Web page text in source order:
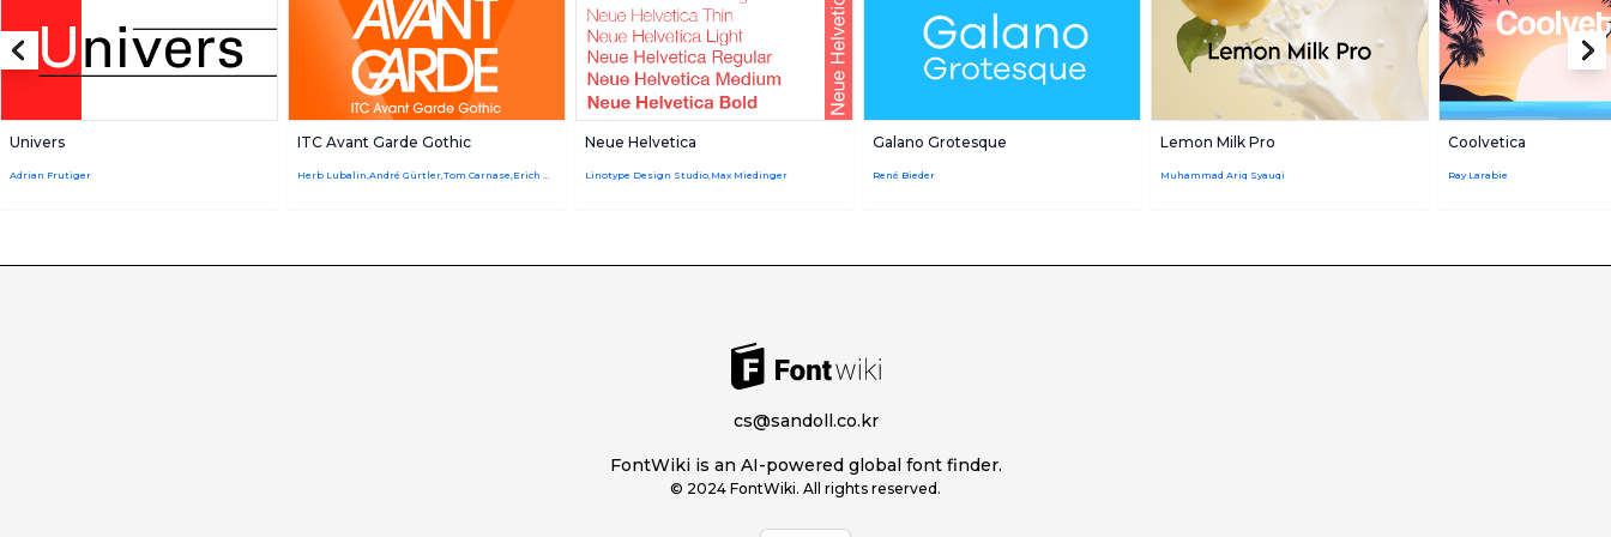
Univers
Adrian Frutiger
ITC Avant Garde Gothic Neue Helvetica
Linotype Design Studio,Max Miedinger
Galano Grotesque
René Bieder
Lemon Milk Pro
Muhammad Ariq Syauqi
Coolvetica
Ray Larabie
cs@sandoll.co.kr
FontWiki is an AI-powered global font finder.
© 2024 FontWiki. All rights reserved.